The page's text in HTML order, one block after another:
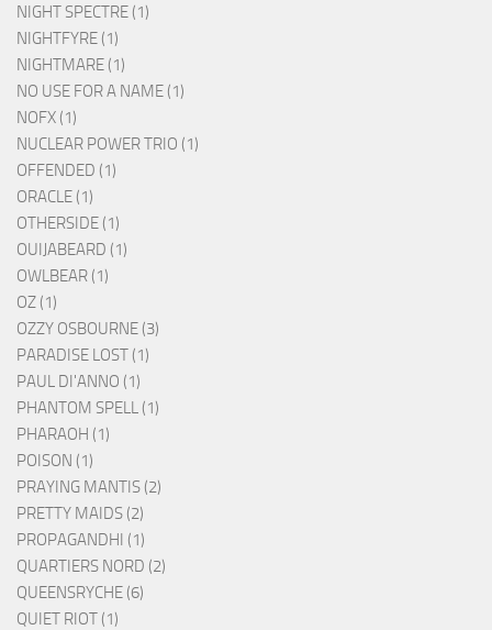
NIGHT SPECTRE (1)
NIGHTFYRE (1)
NIGHTMARE (1)
NO USE FOR A NAME (1)
NOFX (1)
NUCLEAR POWER TRIO (1)
OFFENDED (1)
ORACLE (1)
OTHERSIDE (1)
OUIJABEARD (1)
OWLBEAR (1)
OZ (1)
OZZY OSBOURNE (3)
PARADISE LOST (1)
PAUL DI'ANNO (1)
PHANTOM SPELL (1)
PHARAOH (1)
POISON (1)
PRAYING MANTIS (2)
PRETTY MAIDS (2)
PROPAGANDHI (1)
QUARTIERS NORD (2)
QUEENSRYCHE (6)
QUIET RIOT (1)